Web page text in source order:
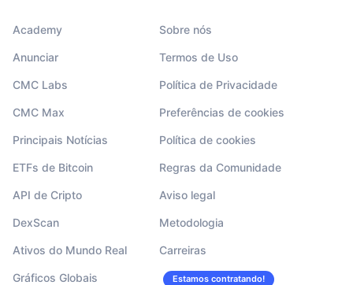
Academy
Anunciar
CMC Labs
CMC Max
Principais Notícias
ETFs de Bitcoin
API de Cripto
DexScan
Ativos do Mundo Real
Gráficos Globais
Sobre nós
Termos de Uso
Política de Privacidade
Preferências de cookies
Política de cookies
Regras da Comunidade
Aviso legal
Metodologia
Carreiras
Estamos contratando!